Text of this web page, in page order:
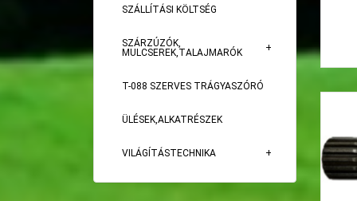
SZÁLLÍTÁSI KÖLTSÉG
SZÁRZÚZÓK,
MULCSEREK,TALAJMARÓK
T-088 SZERVES TRÁGYASZÓRÓ
ÜLÉSEK,ALKATRÉSZEK
VILÁGÍTÁSTECHNIKA